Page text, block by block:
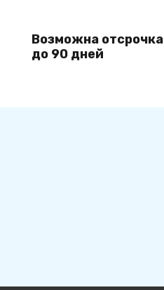
Возможна отсрочка
до 90 дней